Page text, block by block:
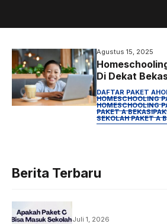
Agustus 15, 2025
Di Dekat
Terlihat “Baik-
Sebenarnya
DAFTAR PAKET A
HOMESCHOOLING
HOMESCHOOLING
PAKET A BEKASI
SEKOLAH PAKET A
Berita Terbaru
Juli 1, 2026